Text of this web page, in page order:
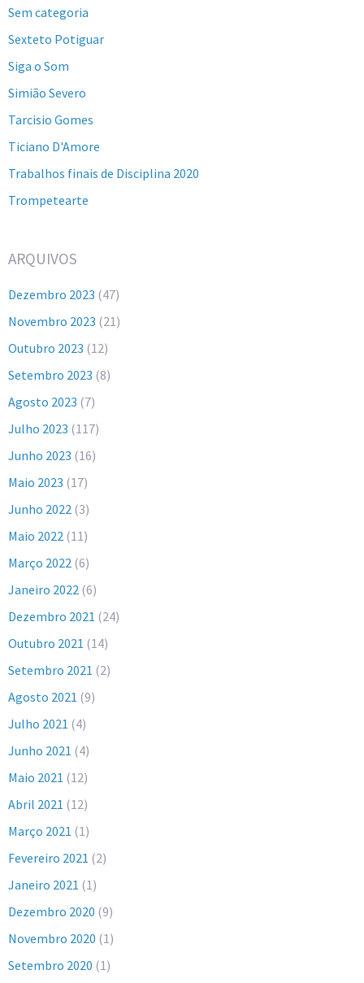
Sem categoria
Sexteto Potiguar
Siga o Som
Simião Severo
Tarcisio Gomes
Ticiano D'Amore
Trabalhos finais de Disciplina 2020
Trompetearte
ARQUIVOS
Dezembro 2023 (47)
Novembro 2023 (21)
Outubro 2023 (12)
Setembro 2023 (8)
Agosto 2023 (7)
Julho 2023 (117)
Junho 2023 (16)
Maio 2023 (17)
Junho 2022 (3)
Maio 2022 (11)
Março 2022 (6)
Janeiro 2022 (6)
Dezembro 2021 (24)
Outubro 2021 (14)
Setembro 2021 (2)
Agosto 2021 (9)
Julho 2021 (4)
Junho 2021 (4)
Maio 2021 (12)
Abril 2021 (12)
Março 2021 (1)
Fevereiro 2021 (2)
Janeiro 2021 (1)
Dezembro 2020 (9)
Novembro 2020 (1)
Setembro 2020 (1)